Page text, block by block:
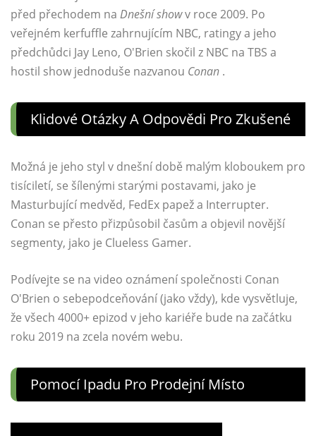
před přechodem na Dnešní showv roce 2009. Po
veřejném kerfuffle zahrnujícím NBC, ratingy a jeho
předchůdci Jay Leno, O'Brien skočil z NBC na TBS a
hostil show jednoduše nazvanou Conan .
Klidové Otázky A Odpovědi Pro Zkušené
Možná je jeho styl v dnešní době malým kloboukem pro
tisíciletí, se šílenými starými postavami, jako je
Masturbující medvěd, FedEx papež a Interrupter.
Conan se přesto přizpůsobil časům a objevil novější
segmenty, jako je Clueless Gamer.
Podívejte se na video oznámení společnosti Conan
O'Brien o sebepodceňování (jako vždy), kde vysvětluje,
že všech 4000+ epizod v jeho kariéře bude na začátku
roku 2019 na zcela novém webu.
Pomocí Ipadu Pro Prodejní Místo